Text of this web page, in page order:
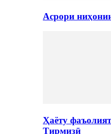
Асрори
Ҳаёту
Тирмизӣ